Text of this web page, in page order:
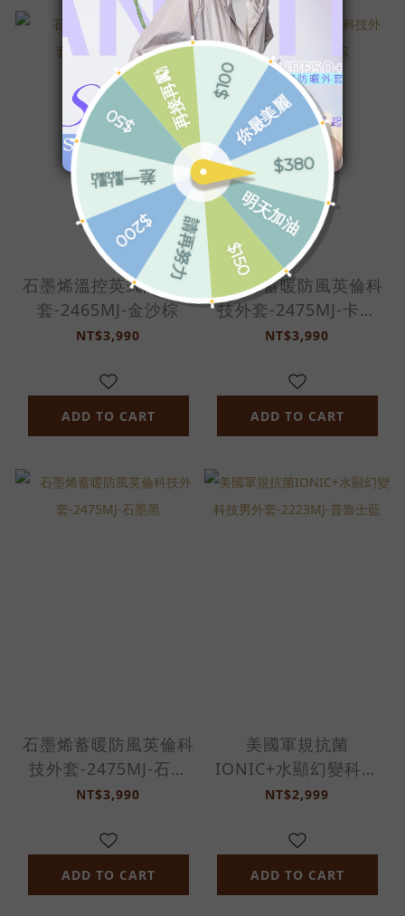
石墨烯溫控英式防風外
套-2465MJ-金沙棕
NT$3,990
ADD TO CART
石墨烯蓄暖防風英倫科
技外套-2475MJ-卡其
棕
NT$3,990
ADD TO CART
石墨烯蓄暖防風英倫科
技外套-2475MJ-石墨
黑
NT$3,990
ADD TO CART
美國軍規抗菌
IONIC+水顯幻變科技
男外套-2223MJ-普魯
NT$2,999
ADD TO CART